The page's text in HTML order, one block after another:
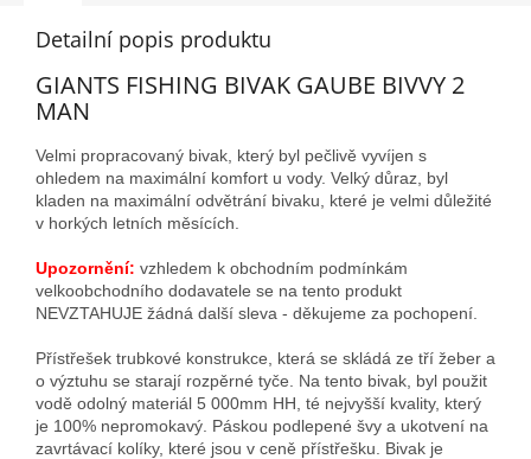
Detailní popis produktu
GIANTS FISHING BIVAK GAUBE BIVVY 2
MAN
Velmi propracovaný bivak, který byl pečlivě vyvíjen s
ohledem na maximální komfort u vody. Velký důraz, byl
kladen na maximální odvětrání bivaku, které je velmi důležité
v horkých letních měsících.
Upozornění: vzhledem k obchodním podmínkám
velkoobchodního dodavatele se na tento produkt
NEVZTAHUJE žádná další sleva - děkujeme za pochopení.
Přístřešek trubkové konstrukce, která se skládá ze tří žeber a
o výztuhu se starají rozpěrné tyče. Na tento bivak, byl použit
vodě odolný materiál 5 000mm HH, té nejvyšší kvality, který
je 100% nepromokavý. Páskou podlepené švy a ukotvení na
zavrtávací kolíky, které jsou v ceně přístřešku. Bivak je